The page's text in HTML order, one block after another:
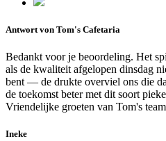
Antwort von Tom's Cafetaria
Bedankt voor je beoordeling. Het
als de kwaliteit afgelopen dinsdag
bent — de drukte overviel ons die
de toekomst beter met dit soort
Vriendelijke groeten van Tom's team
Ineke